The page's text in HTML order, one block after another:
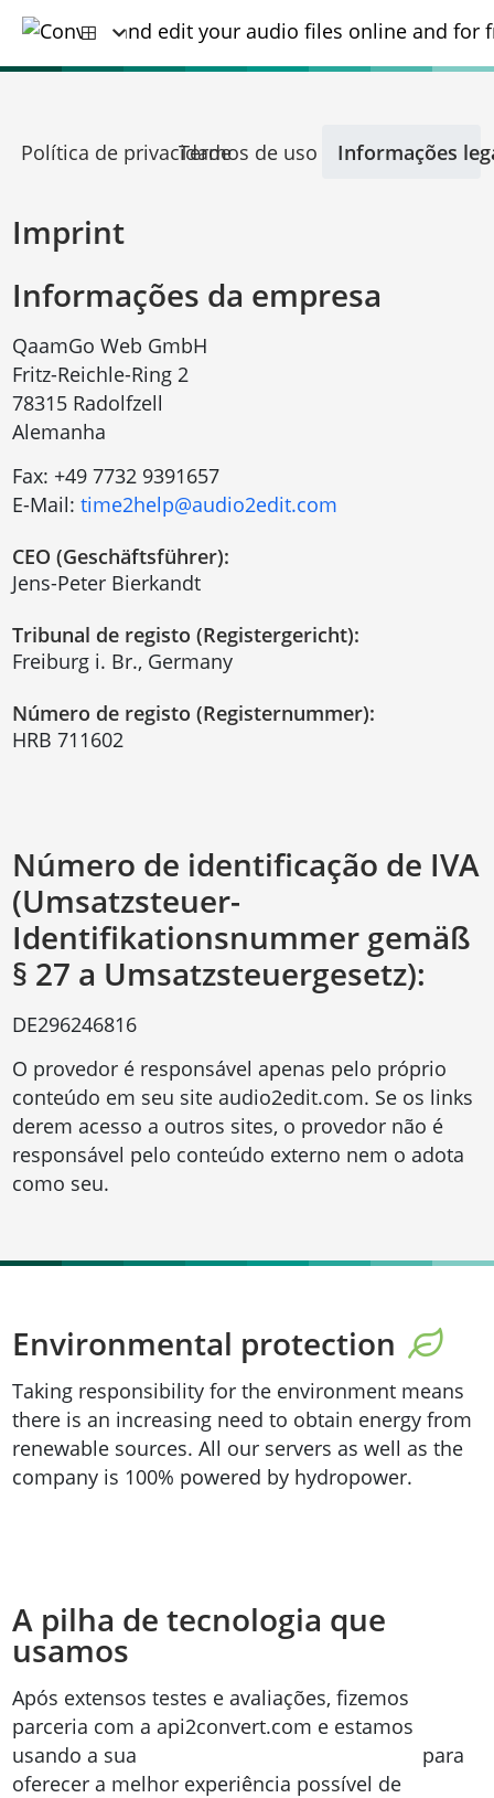
Política de privacidadeTermos de uso Informações
Imprint
Informações da empresa
QaamGo Web GmbH
Fritz-Reichle-Ring 2
78315 Radolfzell
Alemanha
Fax: +49 7732 9391657
E-Mail: time2help@audio2edit.com
CEO (Geschäftsführer):
Jens-Peter Bierkandt
Tribunal de registo (Registergericht):
Freiburg i. Br., Germany
Número de registo (Registernummer):
HRB 711602
Número de identificação de IVA
(Umsatzsteuer-
Identifikationsnummer gemäß
§ 27 a Umsatzsteuergesetz):
DE296246816
O provedor é responsável apenas pelo próprio
conteúdo em seu site audio2edit.com. Se os links
derem acesso a outros sites, o provedor não é
responsável pelo conteúdo externo nem o adota
como seu.
Environmental protection
Taking responsibility for the environment means
there is an increasing need to obtain energy from
renewable sources. All our servers as well as the
company is 100% powered by hydropower.
A pilha de tecnologia que
usamos
Após extensos testes e avaliações, fizemos
parceria com a api2convert.com e estamos
usando a sua
para
oferecer a melhor experiência possível de